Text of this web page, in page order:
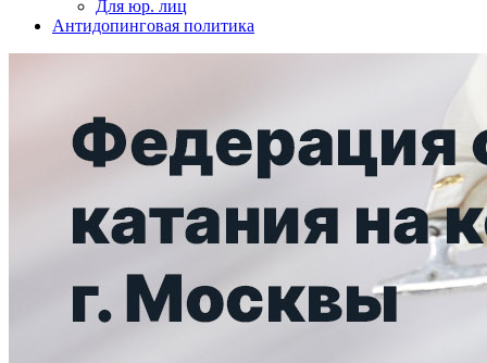
Для юр. лиц
Антидопинговая политика